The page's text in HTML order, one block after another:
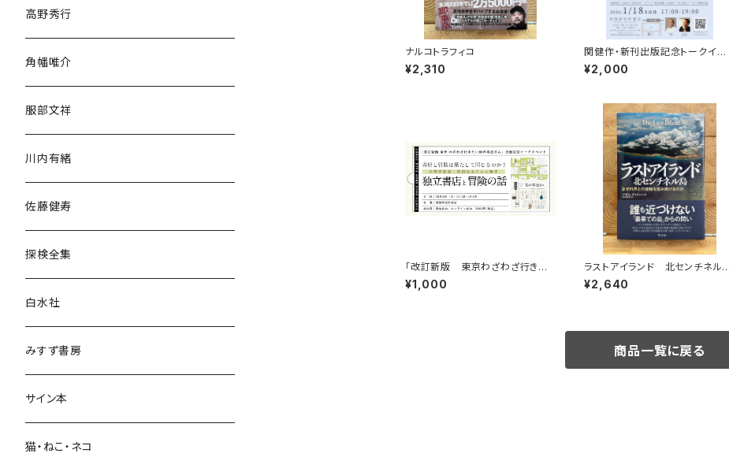
ナルコトラフィコ
¥2,310
関健作・新刊出版記念トークイベ
ント録画視聴権
¥2,000
「改訂新版 東京わざわざ行きた
い街の本屋さん」出版記念トークイ
ベント録画視聴権
¥1,000
ラストアイランド 北センチネル
島 なぜ外界との接触を拒み続け
るのか
¥2,640
商品一覧に戻る
随筆・ノンフィクション・その他
民族・風習
言語・ことば
高野秀行
角幡唯介
服部文祥
川内有緒
佐藤健寿
探検全集
白水社
みすず書房
サイン本
猫・ねこ・ネコ